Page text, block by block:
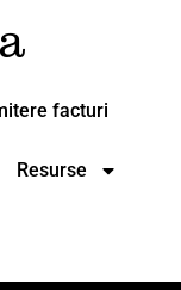
facturi
Resurse